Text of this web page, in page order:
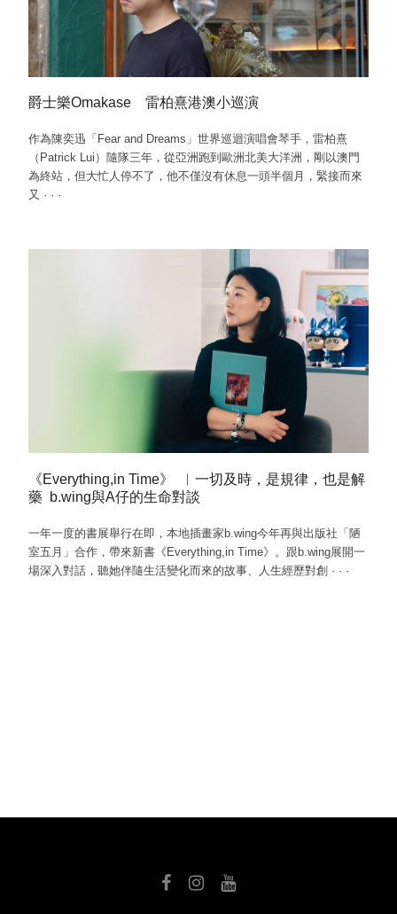
爵士樂Omakase 雷柏熹港澳小巡演
作為陳奕迅「Fear and Dreams」世界巡迴演唱會琴手，雷柏熹
（Patrick Lui）隨隊三年，從亞洲跑到歐洲北美大洋洲，剛以澳門
為終站，但大忙人停不了，他不僅沒有休息一頭半個月，緊接而來
又 · · ·
《Everything,in Time》 ︳一切及時，是規律，也是解
藥 b.wing與A仔的生命對談
一年一度的書展舉行在即，本地插畫家b.wing今年再與出版社「陋
室五月」合作，帶來新書《Everything,in Time》。跟b.wing展開一
場深入對話，聽她伴隨生活變化而來的故事、人生經歷對創 · · ·